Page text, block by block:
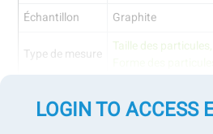
Échantillon Graphite
Type de mesure
Taille des particules,
mesure
analyse dynamique
LOGIN TO ACCESS